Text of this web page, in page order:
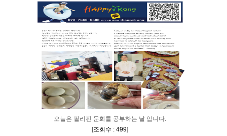
오늘은 필리핀 문화를 공부하는 날 입니다.
[조회수 : 499]